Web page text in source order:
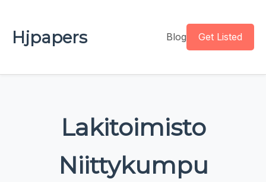
Hjpapers Blog Get Listed
Lakitoimisto
Niittykumpu